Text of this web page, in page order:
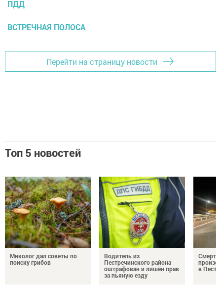
ПДД
ВСТРЕЧНАЯ ПОЛОСА
Перейти на страницу новости
Топ 5 новостей
Миколог дал советы по
поиску грибов
Водитель из
Пестречинского района
оштрафован и лишён прав
за пьяную езду
в